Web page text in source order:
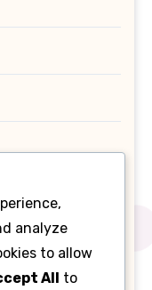
analyze
to allow
All to